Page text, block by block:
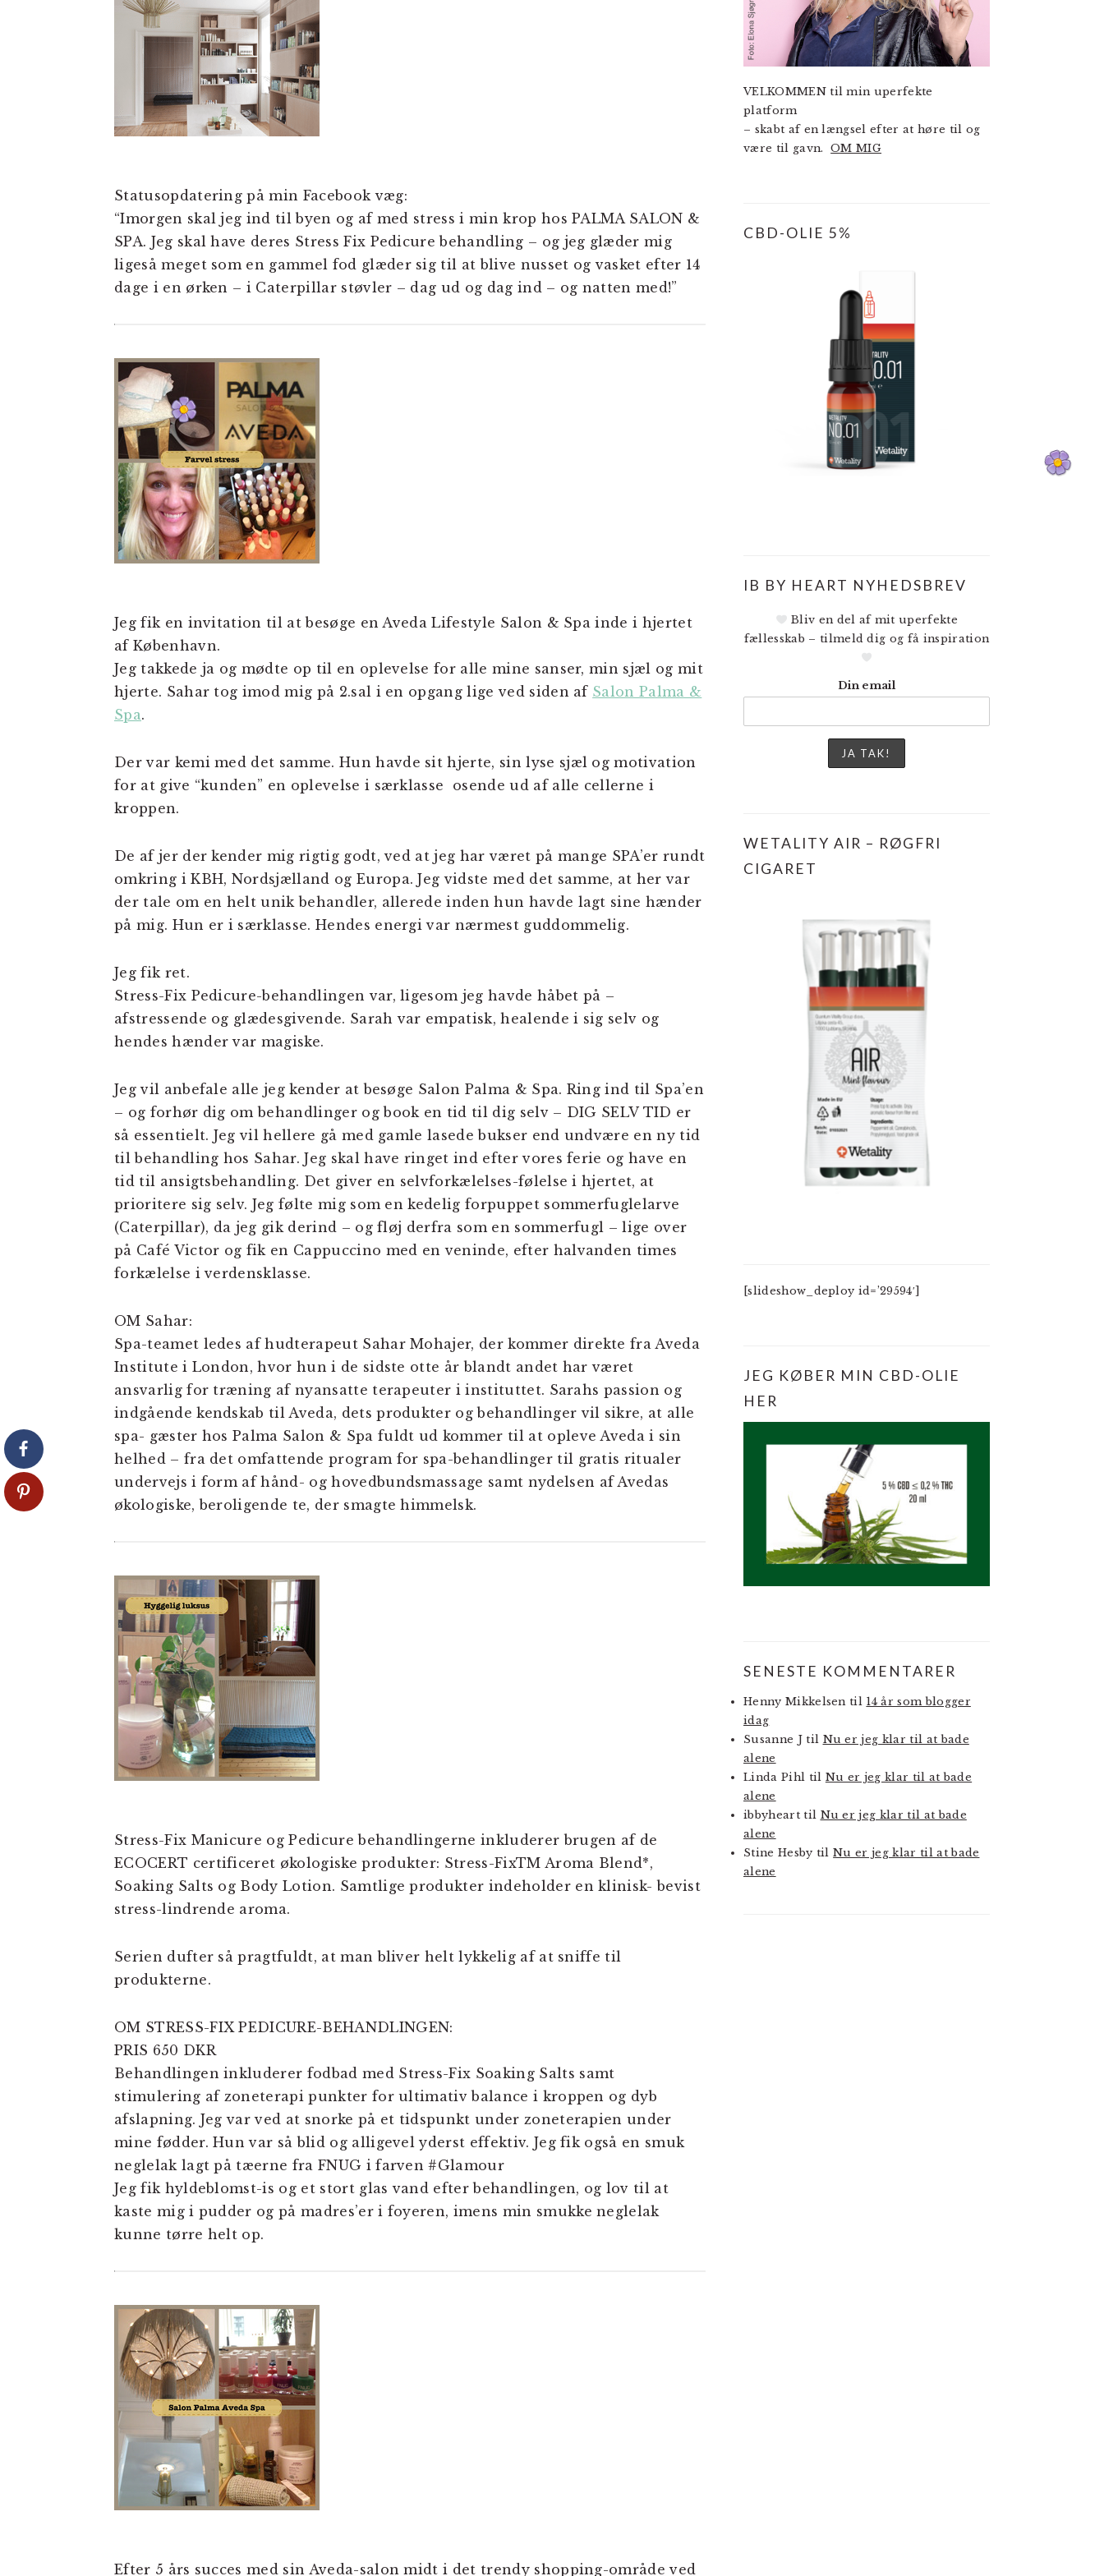
Statusopdatering på min Facebook væg:
“Imorgen skal jeg ind til byen og af med stress i min krop hos PALMA SALON &
SPA. Jeg skal have deres Stress Fix Pedicure behandling – og jeg glæder mig
ligeså meget som en gammel fod glæder sig til at blive nusset og vasket efter 14
dage i en ørken – i Caterpillar støvler – dag ud og dag ind – og natten med!”
Jeg fik en invitation til at besøge en Aveda Lifestyle Salon & Spa inde i hjertet
af København.
Jeg takkede ja og mødte op til en oplevelse for alle mine sanser, min sjæl og mit
hjerte. Sahar tog imod mig på 2.sal i en opgang lige ved siden af Salon Palma &
Spa.
Der var kemi med det samme. Hun havde sit hjerte, sin lyse sjæl og motivation
for at give “kunden” en oplevelse i særklasse osende ud af alle cellerne i
kroppen.
De af jer der kender mig rigtig godt, ved at jeg har været på mange SPA’er rundt
omkring i KBH, Nordsjælland og Europa. Jeg vidste med det samme, at her var
der tale om en helt unik behandler, allerede inden hun havde lagt sine hænder
på mig. Hun er i særklasse. Hendes energi var nærmest guddommelig.
Jeg fik ret.
Stress-Fix Pedicure-behandlingen var, ligesom jeg havde håbet på –
afstressende og glædesgivende. Sarah var empatisk, healende i sig selv og
hendes hænder var magiske.
Jeg vil anbefale alle jeg kender at besøge Salon Palma & Spa. Ring ind til Spa’en
– og forhør dig om behandlinger og book en tid til dig selv – DIG SELV TID er
så essentielt. Jeg vil hellere gå med gamle lasede bukser end undvære en ny tid
til behandling hos Sahar. Jeg skal have ringet ind efter vores ferie og have en
tid til ansigtsbehandling. Det giver en selvforkælelses-følelse i hjertet, at
prioritere sig selv. Jeg følte mig som en kedelig forpuppet sommerfuglelarve
(Caterpillar), da jeg gik derind – og fløj derfra som en sommerfugl – lige over
på Café Victor og fik en Cappuccino med en veninde, efter halvanden times
forkælelse i verdensklasse.
OM Sahar:
Spa-teamet ledes af hudterapeut Sahar Mohajer, der kommer direkte fra Aveda
Institute i London, hvor hun i de sidste otte år blandt andet har været
ansvarlig for træning af nyansatte terapeuter i instituttet. Sarahs passion og
indgående kendskab til Aveda, dets produkter og behandlinger vil sikre, at alle
spa- gæster hos Palma Salon & Spa fuldt ud kommer til at opleve Aveda i sin
helhed – fra det omfattende program for spa-behandlinger til gratis ritualer
undervejs i form af hånd- og hovedbundsmassage samt nydelsen af Avedas
økologiske, beroligende te, der smagte himmelsk.
Stress-Fix Manicure og Pedicure behandlingerne inkluderer brugen af de
ECOCERT certificeret økologiske produkter: Stress-FixTM Aroma Blend*,
Soaking Salts og Body Lotion. Samtlige produkter indeholder en klinisk- bevist
stress-lindrende aroma.
Serien dufter så pragtfuldt, at man bliver helt lykkelig af at sniffe til
produkterne.
OM STRESS-FIX PEDICURE-BEHANDLINGEN:
PRIS 650 DKR
Behandlingen inkluderer fodbad med Stress-Fix Soaking Salts samt
stimulering af zoneterapi punkter for ultimativ balance i kroppen og dyb
afslapning. Jeg var ved at snorke på et tidspunkt under zoneterapien under
mine fødder. Hun var så blid og alligevel yderst effektiv. Jeg fik også en smuk
neglelak lagt på tæerne fra FNUG i farven #Glamour
Jeg fik hyldeblomst-is og et stort glas vand efter behandlingen, og lov til at
kaste mig i pudder og på madres’er i foyeren, imens min smukke neglelak
kunne tørre helt op.
Efter 5 års succes med sin Aveda-salon midt i det trendy shopping-område ved
VELKOMMEN til min uperfekte
platform
– skabt af en længsel efter at høre til og
være til gavn.OM MIG
CBD-OLIE 5%
IB BY HEART NYHEDSBREV
Bliv en del af mit uperfekte
fællesskab – tilmeld dig og få inspiration
Din email
WETALITY AIR – RØGFRI
CIGARET
[slideshow_deploy id=’29594′]
JEG KØBER MIN CBD-OLIE
HER
SENESTE KOMMENTARER
Henny Mikkelsen til 14 år som blogger
idag
Susanne Jtil Nu er jeg klar til at bade
alene
Linda Pihl til Nu er jeg klar til at bade
alene
ibbyhearttil Nu er jeg klar til at bade
alene
Stine Hesby tilNu er jeg klar til at bade
alene